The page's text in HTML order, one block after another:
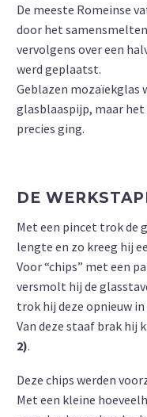
De meeste Romeinse
door het
vervolgens over een
werd geplaatst.
Geblazen mozaïekglas
glasblaaspijp, maar
precies ging.
DE
Met een pincet trok de
lengte en zo kreeg hij
Voor “chips” met een
versmolt hij de
trok hij deze opnieuw
Van deze staaf brak hij
2).
Deze chips werden
Met een kleine